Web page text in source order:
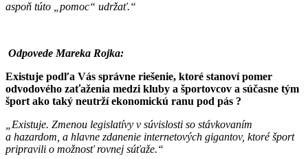
aspoň túto „pomoc“ udržať.“
Odpovede Mareka Rojka:
Existuje podľa Vás správne riešenie, ktoré stanoví pomer
odvodového zaťaženia medzi kluby a športovcov a súčasne tým
šport ako taký neutrží ekonomickú ranu pod pás ?
„Existuje. Zmenou legislatívy v súvislosti so stávkovaním
a hazardom, a hlavne zdanenie internetových gigantov, ktoré šport
pripravili o možnosť rovnej súťaže.“